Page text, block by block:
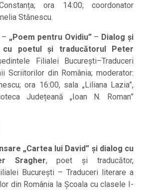
ora 14:00; coordonator
Stănescu.
„Poem pentru Ovidiu”– Dialog și
cu poetul și traducătorul Peter
Filialei București–Traduceri
Scriitorilor din România; moderator:
ora 16:00, sala „Liliana Lazia”,
Județeană „Ioan N. Roman”
„Cartea lui David” și dialog cu
Sragher, poet și traducător,
București – Traduceri literare a
din România la Școala cu clasele I-